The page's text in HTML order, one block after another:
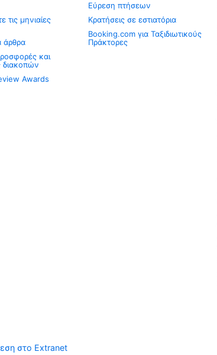
τις μηνιαίες
άρθρα
και
διακοπών
Awards
Εύρεση πτήσεων
Κρατήσεις σε εστιατόρια
Booking.com για Ταξιδιωτικούς
Πράκτορες
στο Extranet